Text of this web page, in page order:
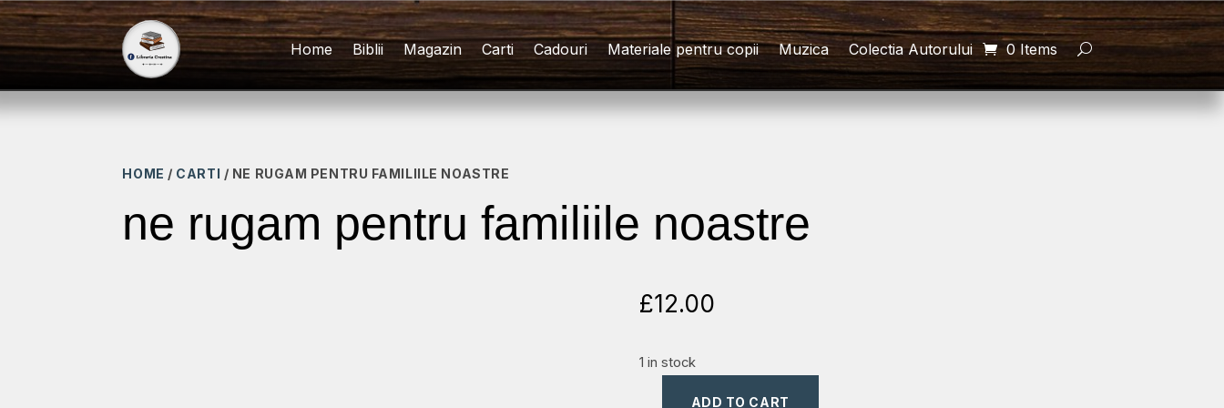
Home Biblii Magazin Carti Cadouri Materiale pentru copii Muzica Colectia Autorului 0 Items
HOME / CARTI / NE RUGAM PENTRU FAMILIILE NOASTRE
ne rugam pentru familiile noastre
£12.00
1 in stock
ADD TO CART